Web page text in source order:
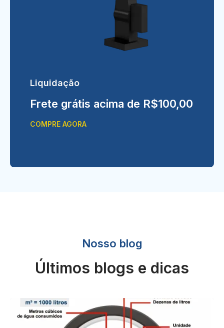
Liquidação
Frete grátis acima de R$100,00
COMPRE AGORA
Nosso blog
Últimos blogs e dicas